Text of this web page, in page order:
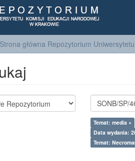
Strona główna Repozytorium
Temat: media ×
Data wydania:
Temat: